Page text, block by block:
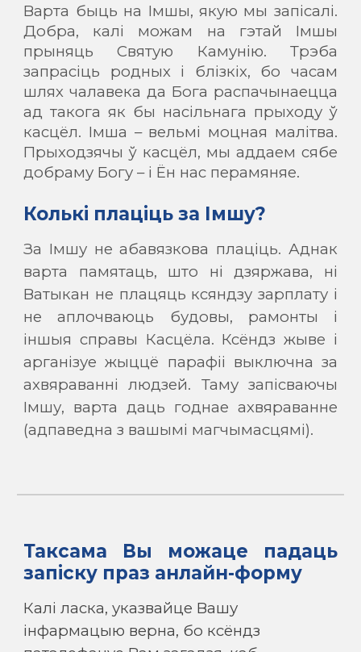
Варта быць на Імшы, якую мы запісалі.
Добра, калі можам на гэтай Імшы
прыняць Святую Камунію. Трэба
запрасіць родных і блізкіх, бо часам
шлях чалавека да Бога распачынаецца
ад такога як бы насільнага прыходу ў
касцёл. Імша – вельмі моцная малітва.
Прыходзячы ў касцёл, мы аддаем сябе
добраму Богу – і Ён нас перамяняе.
Колькі плаціць за Імшу?
За Імшу не абавязкова плаціць. Аднак
варта памятаць, што ні дзяржава, ні
Ватыкан не плацяць ксяндзу зарплату і
не аплочваюць будовы, рамонты і
іншыя справы Касцёла. Ксёндз жыве і
арганізуе жыццё парафіі выключна за
ахвяраванні людзей. Таму запісваючы
Імшу, варта даць годнае ахвяраванне
(адпаведна з вашымі магчымасцямі).
Таксама Вы можаце падаць
запіску праз анлайн-форму
Калі ласка, указвайце Вашу
інфармацыю верна, бо ксёндз